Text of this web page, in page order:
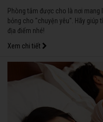
Phòng tắm được cho là nơi
bỏng cho "chuyện yêu". Hãy
địa điểm nhé!
Xem chi tiết